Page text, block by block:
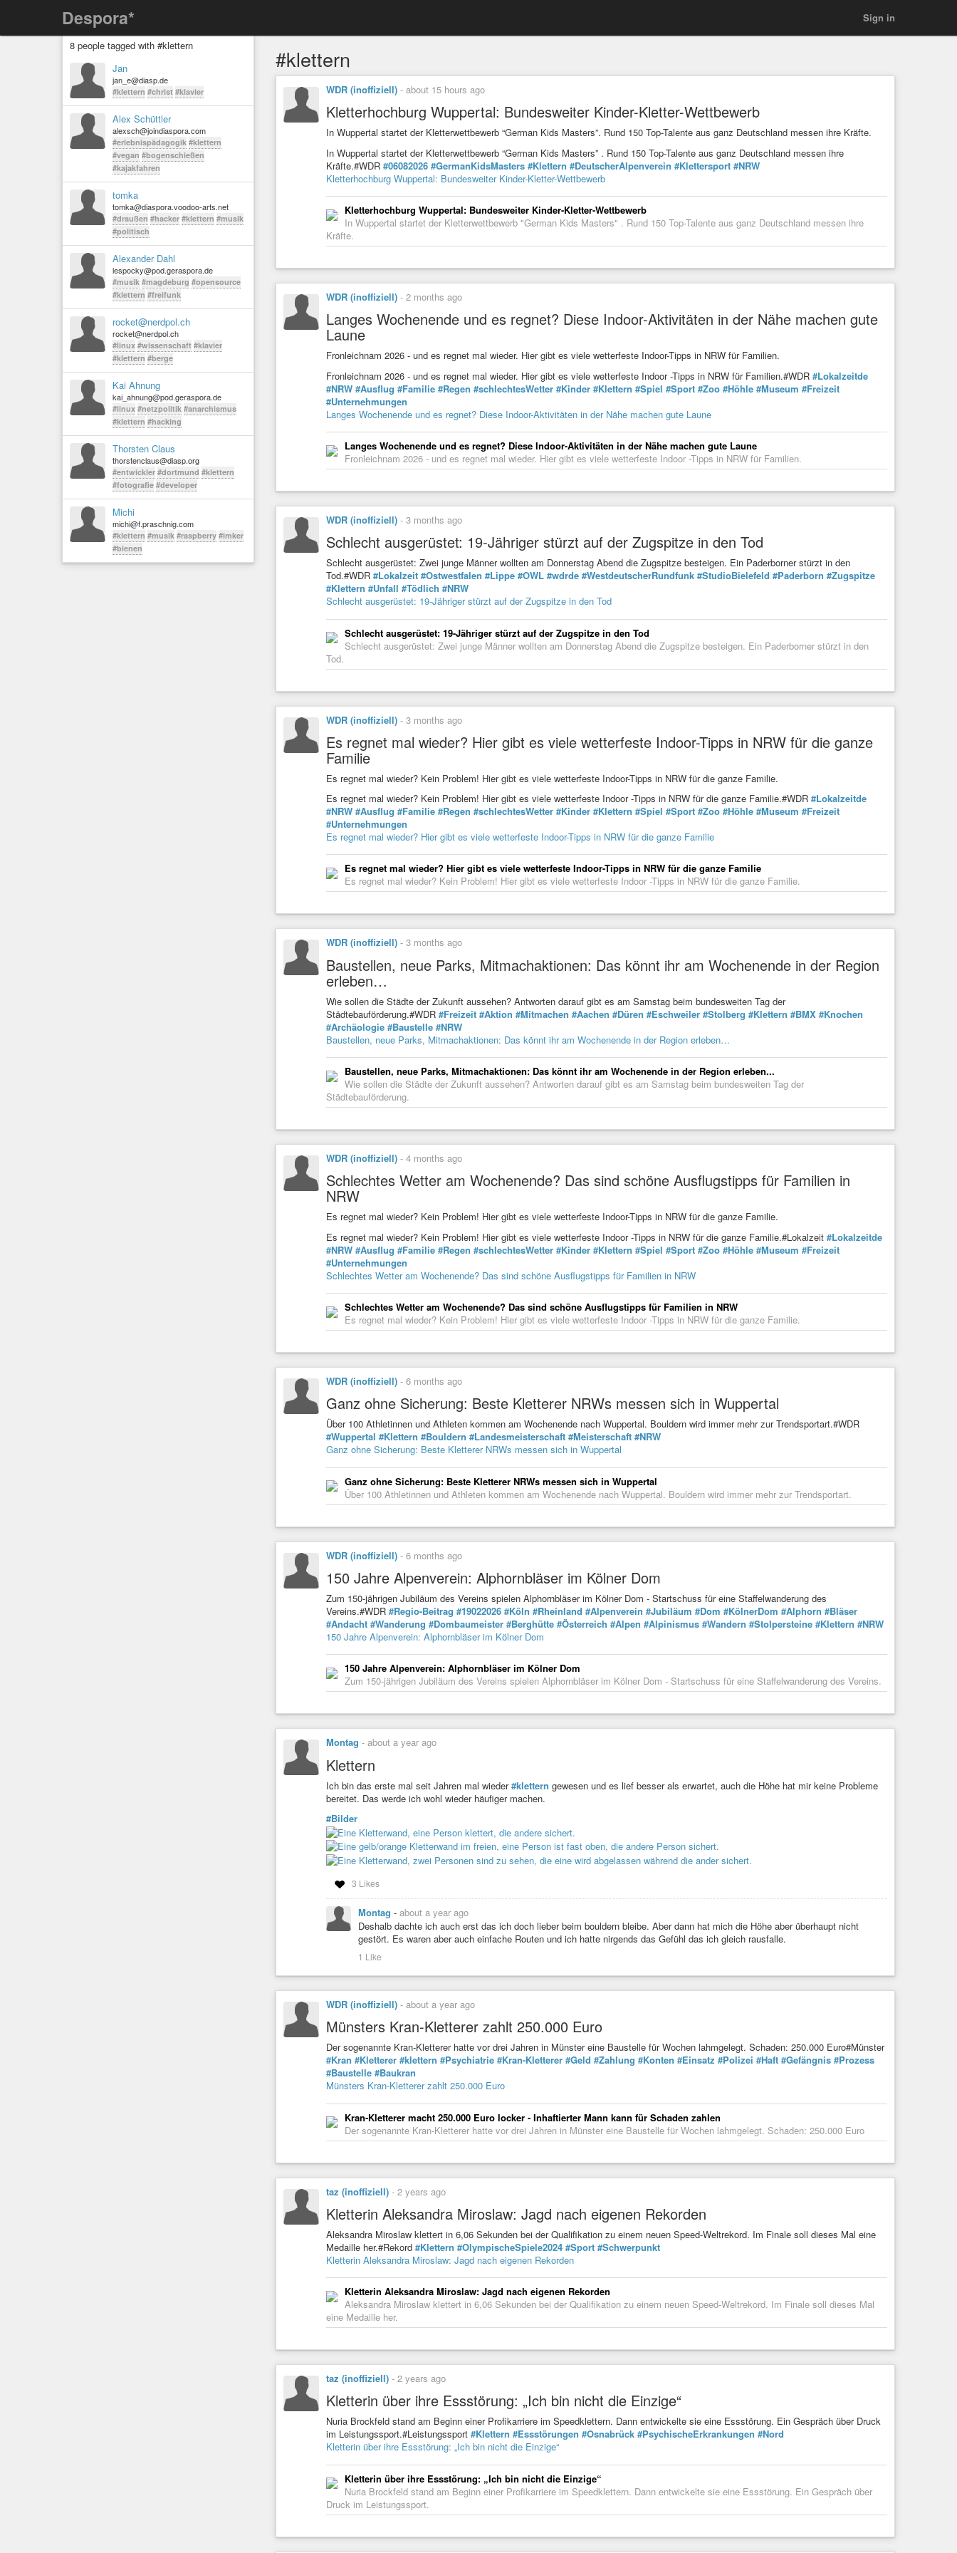
Despora* Sign in
8 people tagged with #klettern
Jan
jan_e@diasp.de
#klettern #christ #klavier
Alex Schüttler
alexsch@joindiaspora.com
#erlebnispädagogik #klettern
#vegan #bogenschießen
#kajakfahren
tomka
tomka@diaspora.voodoo-arts.net
#draußen #hacker #klettern #musik
#politisch
Alexander Dahl
lespocky@pod.geraspora.de
#musik #magdeburg #opensource
#klettern #freifunk
rocket@nerdpol.ch
rocket@nerdpol.ch
#linux #wissenschaft #klavier
#klettern #berge
Kai Ahnung
kai_ahnung@pod.geraspora.de
#linux #netzpolitik #anarchismus
#klettern #hacking
Thorsten Claus
thorstenclaus@diasp.org
#entwickler #dortmund #klettern
#fotografie #developer
Michi
michi@f.praschnig.com
#klettern #musik #raspberry #imker
#bienen
#klettern
WDR (inoffiziell) - about 15 hours ago
Kletterhochburg Wuppertal: Bundesweiter Kinder-Kletter-Wettbewerb
In Wuppertal startet der Kletterwettbewerb “German Kids Masters”. Rund 150 Top-Talente aus ganz Deutschland messen ihre Kräfte.
In Wuppertal startet der Kletterwettbewerb “German Kids Masters” . Rund 150 Top-Talente aus ganz Deutschland messen ihre
Kräfte.#WDR #06082026 #GermanKidsMasters #Klettern #DeutscherAlpenverein #Klettersport #NRW
Kletterhochburg Wuppertal: Bundesweiter Kinder-Kletter-Wettbewerb
Kletterhochburg Wuppertal: Bundesweiter Kinder-Kletter-Wettbewerb
In Wuppertal startet der Kletterwettbewerb "German Kids Masters" . Rund 150 Top-Talente aus ganz Deutschland messen ihre
Kräfte.
WDR (inoffiziell) - 2 months ago
Langes Wochenende und es regnet? Diese Indoor-Aktivitäten in der Nähe machen gute
Laune
Fronleichnam 2026 - und es regnet mal wieder. Hier gibt es viele wetterfeste Indoor-Tipps in NRW für Familien.
Fronleichnam 2026 - und es regnet mal wieder. Hier gibt es viele wetterfeste Indoor -Tipps in NRW für Familien.#WDR #Lokalzeitde
#NRW #Ausflug #Familie #Regen #schlechtesWetter #Kinder #Klettern #Spiel #Sport #Zoo #Höhle #Museum #Freizeit
#Unternehmungen
Langes Wochenende und es regnet? Diese Indoor-Aktivitäten in der Nähe machen gute Laune
Langes Wochenende und es regnet? Diese Indoor-Aktivitäten in der Nähe machen gute Laune
Fronleichnam 2026 - und es regnet mal wieder. Hier gibt es viele wetterfeste Indoor -Tipps in NRW für Familien.
WDR (inoffiziell) - 3 months ago
Schlecht ausgerüstet: 19-Jähriger stürzt auf der Zugspitze in den Tod
Schlecht ausgerüstet: Zwei junge Männer wollten am Donnerstag Abend die Zugspitze besteigen. Ein Paderborner stürzt in den
Tod.#WDR #Lokalzeit #Ostwestfalen #Lippe #OWL #wdrde #WestdeutscherRundfunk #StudioBielefeld #Paderborn #Zugspitze
#Klettern #Unfall #Tödlich #NRW
Schlecht ausgerüstet: 19-Jähriger stürzt auf der Zugspitze in den Tod
Schlecht ausgerüstet: 19-Jähriger stürzt auf der Zugspitze in den Tod
Schlecht ausgerüstet: Zwei junge Männer wollten am Donnerstag Abend die Zugspitze besteigen. Ein Paderborner stürzt in den
Tod.
WDR (inoffiziell) - 3 months ago
Es regnet mal wieder? Hier gibt es viele wetterfeste Indoor-Tipps in NRW für die ganze
Familie
Es regnet mal wieder? Kein Problem! Hier gibt es viele wetterfeste Indoor-Tipps in NRW für die ganze Familie.
Es regnet mal wieder? Kein Problem! Hier gibt es viele wetterfeste Indoor -Tipps in NRW für die ganze Familie.#WDR #Lokalzeitde
#NRW #Ausflug #Familie #Regen #schlechtesWetter #Kinder #Klettern #Spiel #Sport #Zoo #Höhle #Museum #Freizeit
#Unternehmungen
Es regnet mal wieder? Hier gibt es viele wetterfeste Indoor-Tipps in NRW für die ganze Familie
Es regnet mal wieder? Hier gibt es viele wetterfeste Indoor-Tipps in NRW für die ganze Familie
Es regnet mal wieder? Kein Problem! Hier gibt es viele wetterfeste Indoor -Tipps in NRW für die ganze Familie.
WDR (inoffiziell) - 3 months ago
Baustellen, neue Parks, Mitmachaktionen: Das könnt ihr am Wochenende in der Region
erleben…
Wie sollen die Städte der Zukunft aussehen? Antworten darauf gibt es am Samstag beim bundesweiten Tag der
Städtebauförderung.#WDR #Freizeit #Aktion #Mitmachen #Aachen #Düren #Eschweiler #Stolberg #Klettern #BMX #Knochen
#Archäologie #Baustelle #NRW
Baustellen, neue Parks, Mitmachaktionen: Das könnt ihr am Wochenende in der Region erleben…
Baustellen, neue Parks, Mitmachaktionen: Das könnt ihr am Wochenende in der Region erleben...
Wie sollen die Städte der Zukunft aussehen? Antworten darauf gibt es am Samstag beim bundesweiten Tag der
Städtebauförderung.
WDR (inoffiziell) - 4 months ago
Schlechtes Wetter am Wochenende? Das sind schöne Ausflugstipps für Familien in
NRW
Es regnet mal wieder? Kein Problem! Hier gibt es viele wetterfeste Indoor-Tipps in NRW für die ganze Familie.
Es regnet mal wieder? Kein Problem! Hier gibt es viele wetterfeste Indoor -Tipps in NRW für die ganze Familie.#Lokalzeit #Lokalzeitde
#NRW #Ausflug #Familie #Regen #schlechtesWetter #Kinder #Klettern #Spiel #Sport #Zoo #Höhle #Museum #Freizeit
#Unternehmungen
Schlechtes Wetter am Wochenende? Das sind schöne Ausflugstipps für Familien in NRW
Schlechtes Wetter am Wochenende? Das sind schöne Ausflugstipps für Familien in NRW
Es regnet mal wieder? Kein Problem! Hier gibt es viele wetterfeste Indoor -Tipps in NRW für die ganze Familie.
WDR (inoffiziell) - 6 months ago
Ganz ohne Sicherung: Beste Kletterer NRWs messen sich in Wuppertal
Über 100 Athletinnen und Athleten kommen am Wochenende nach Wuppertal. Bouldern wird immer mehr zur Trendsportart.#WDR
#Wuppertal #Klettern #Bouldern #Landesmeisterschaft #Meisterschaft #NRW
Ganz ohne Sicherung: Beste Kletterer NRWs messen sich in Wuppertal
Ganz ohne Sicherung: Beste Kletterer NRWs messen sich in Wuppertal
Über 100 Athletinnen und Athleten kommen am Wochenende nach Wuppertal. Bouldern wird immer mehr zur Trendsportart.
WDR (inoffiziell) - 6 months ago
150 Jahre Alpenverein: Alphornbläser im Kölner Dom
Zum 150-jährigen Jubiläum des Vereins spielen Alphornbläser im Kölner Dom - Startschuss für eine Staffelwanderung des
Vereins.#WDR #Regio-Beitrag #19022026 #Köln #Rheinland #Alpenverein #Jubiläum #Dom #KölnerDom #Alphorn #Bläser
#Andacht #Wanderung #Dombaumeister #Berghütte #Österreich #Alpen #Alpinismus #Wandern #Stolpersteine #Klettern #NRW
150 Jahre Alpenverein: Alphornbläser im Kölner Dom
150 Jahre Alpenverein: Alphornbläser im Kölner Dom
Zum 150-jährigen Jubiläum des Vereins spielen Alphornbläser im Kölner Dom - Startschuss für eine Staffelwanderung des Vereins.
Montag - about a year ago
Klettern
Ich bin das erste mal seit Jahren mal wieder#klettern gewesen und es lief besser als erwartet, auch die Höhe hat mir keine Probleme
bereitet. Das werde ich wohl wieder häufiger machen.
#Bilder
3 Likes
Montag - about a year ago
Deshalb dachte ich auch erst das ich doch lieber beim bouldern bleibe. Aber dann hat mich die Höhe aber überhaupt nicht
gestört. Es waren aber auch einfache Routen und ich hatte nirgends das Gefühl das ich gleich rausfalle.
1 Like
WDR (inoffiziell) - about a year ago
Münsters Kran-Kletterer zahlt 250.000 Euro
Der sogenannte Kran-Kletterer hatte vor drei Jahren in Münster eine Baustelle für Wochen lahmgelegt. Schaden: 250.000 Euro#Münster
#Kran #Kletterer #klettern #Psychiatrie #Kran-Kletterer #Geld #Zahlung #Konten #Einsatz #Polizei #Haft #Gefängnis #Prozess
#Baustelle #Baukran
Münsters Kran-Kletterer zahlt 250.000 Euro
Kran-Kletterer macht 250.000 Euro locker - Inhaftierter Mann kann für Schaden zahlen
Der sogenannte Kran-Kletterer hatte vor drei Jahren in Münster eine Baustelle für Wochen lahmgelegt. Schaden: 250.000 Euro
taz (inoffiziell) - 2 years ago
Kletterin Aleksandra Miroslaw: Jagd nach eigenen Rekorden
Aleksandra Miroslaw klettert in 6,06 Sekunden bei der Qualifikation zu einem neuen Speed-Weltrekord. Im Finale soll dieses Mal eine
Medaille her.#Rekord #Klettern #OlympischeSpiele2024 #Sport #Schwerpunkt
Kletterin Aleksandra Miroslaw: Jagd nach eigenen Rekorden
Kletterin Aleksandra Miroslaw: Jagd nach eigenen Rekorden
Aleksandra Miroslaw klettert in 6,06 Sekunden bei der Qualifikation zu einem neuen Speed-Weltrekord. Im Finale soll dieses Mal
eine Medaille her.
taz (inoffiziell) - 2 years ago
Kletterin über ihre Essstörung: „Ich bin nicht die Einzige“
Nuria Brockfeld stand am Beginn einer Profikarriere im Speedklettern. Dann entwickelte sie eine Essstörung. Ein Gespräch über Druck
im Leistungssport.#Leistungssport #Klettern #Essstörungen #Osnabrück #PsychischeErkrankungen #Nord
Kletterin über ihre Essstörung: „Ich bin nicht die Einzige“
Kletterin über ihre Essstörung: „Ich bin nicht die Einzige“
Nuria Brockfeld stand am Beginn einer Profikarriere im Speedklettern. Dann entwickelte sie eine Essstörung. Ein Gespräch über
Druck im Leistungssport.